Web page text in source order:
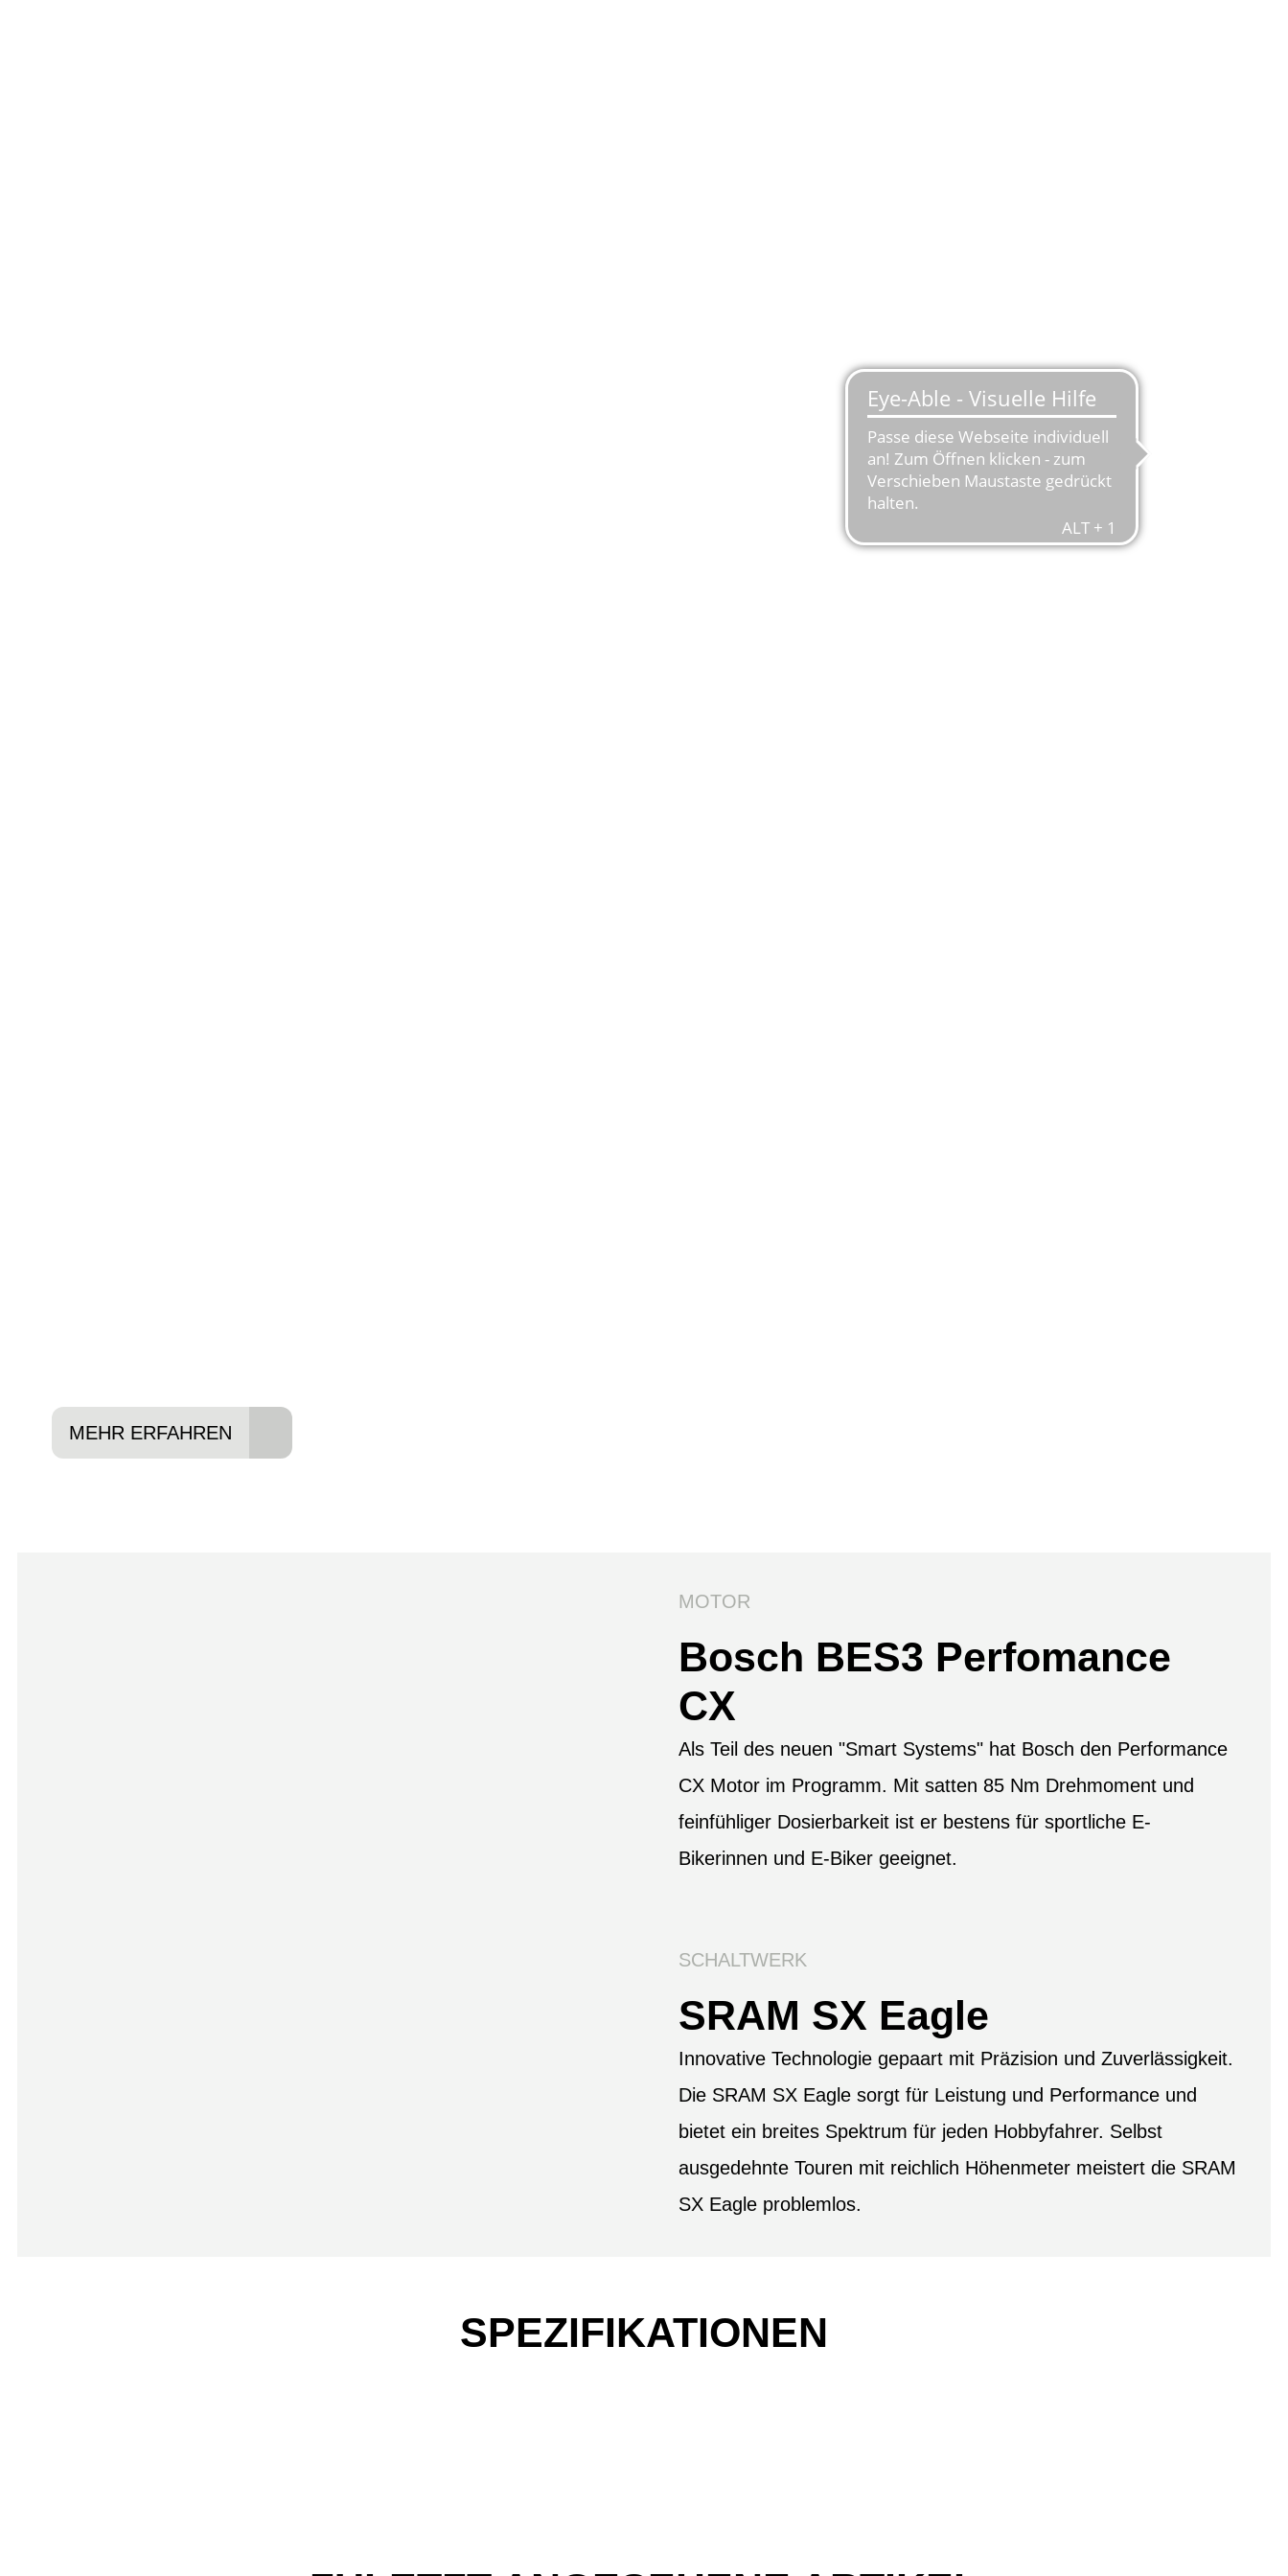
MEHR ERFAHREN
MOTOR
Bosch BES3 Perfomance
CX
Als Teil des neuen "Smart Systems" hat Bosch den Performance
CX Motor im Programm. Mit satten 85 Nm Drehmoment und
feinfühliger Dosierbarkeit ist er bestens für sportliche E-
Bikerinnen und E-Biker geeignet.
SCHALTWERK
SRAM SX Eagle
Innovative Technologie gepaart mit Präzision und Zuverlässigkeit.
Die SRAM SX Eagle sorgt für Leistung und Performance und
bietet ein breites Spektrum für jeden Hobbyfahrer. Selbst
ausgedehnte Touren mit reichlich Höhenmeter meistert die SRAM
SX Eagle problemlos.
SPEZIFIKATIONEN